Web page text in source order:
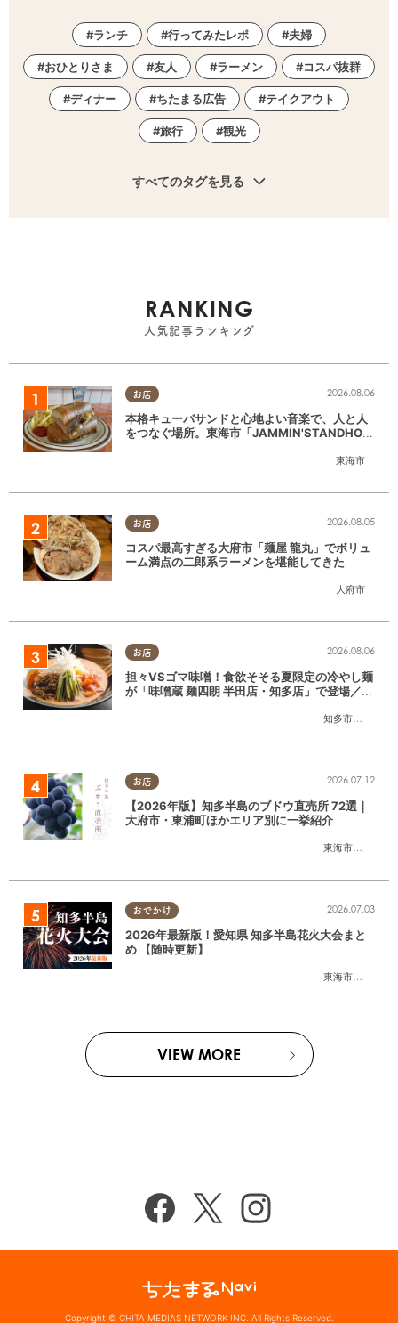
ランチ 行ってみたレポ 夫婦
おひとりさま 友人 ラーメン コスパ抜群
ディナー ちたまる広告 テイクアウト
旅行 観光
すべてのタグを見る
RANKING
人気記事ランキング
お店
東海市
2026.08.06
本格キューバサンドと心地よい音楽で、人と人
をつなぐ場所。東海市「JAMMIN'STANDHOU
お店
大府市
2026.08.05
コスパ最高すぎる大府市「麺屋 龍丸」でボリュ
ーム満点の二郎系ラーメンを堪能してきた
お店
知多市
,半田市
2026.08.06
担々VSゴマ味噌！食欲そそる夏限定の冷やし麺
が「味噌蔵 麺四朗 半田店・知多店」で登場／ち
お店
東海市
,大府市
2026.07.12
【2026年版】知多半島のブドウ直売所 72選｜
大府市・東浦町ほかエリア別に一挙紹介
おでかけ
東海市
,大府市
2026.07.03
2026年最新版！愛知県 知多半島花火大会まと
め 【随時更新】
VIEW MORE
Copyright © CHITA MEDIAS NETWORK INC. All Rights Reserved.